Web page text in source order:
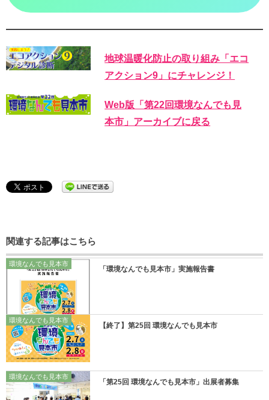
地球温暖化防止の取り組み「エコ
アクション9」にチャレンジ！
Web版「第22回環境なんでも見
本市」アーカイブに戻る
関連する記事はこちら
環境なんでも見本市
「環境なんでも見本市」実施報告書
環境なんでも見本市
【終了】第25回 環境なんでも見本市
環境なんでも見本市
「第25回 環境なんでも見本市」出展者募集